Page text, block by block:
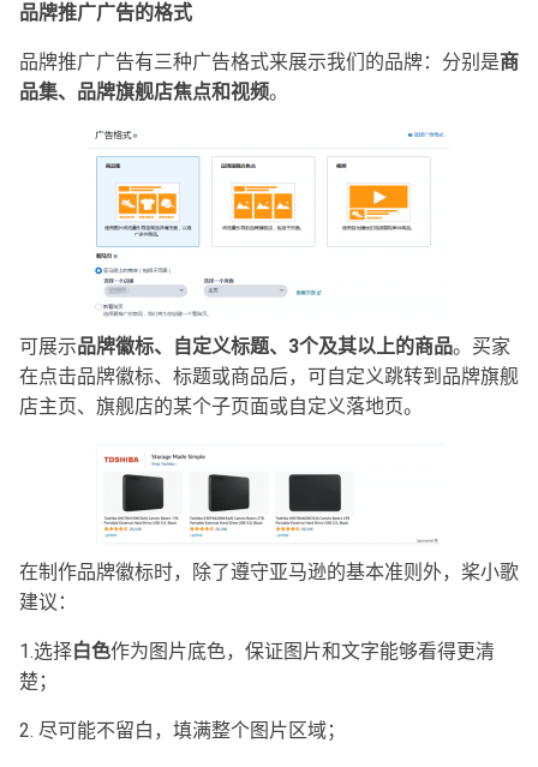
品牌推广广告的格式
品牌推广广告有三种广告格式来展示我们的品牌：分别是商
品集、品牌旗舰店焦点和视频。
可展示品牌徽标、自定义标题、3个及其以上的商品。买家
在点击品牌徽标、标题或商品后，可自定义跳转到品牌旗舰
店主页、旗舰店的某个子页面或自定义落地页。
在制作品牌徽标时，除了遵守亚马逊的基本准则外，桨小歌
建议：
1.选择白色作为图片底色，保证图片和文字能够看得更清
楚；
2. 尽可能不留白，填满整个图片区域；